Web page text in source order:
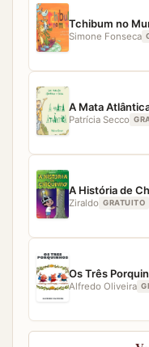
nossa equipe estará
Tchibum no
Simone Fonseca
A Mata
Patrícia Secco
A História de
Ziraldo GRATUITO
Os Três
Alfredo Oliveira